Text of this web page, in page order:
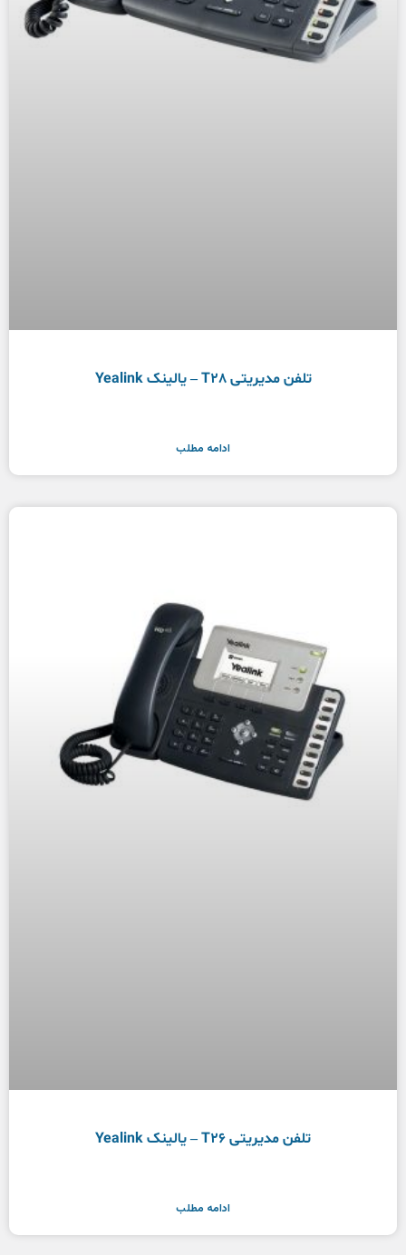
تلفن مدیریتی T28 – یالینک Yealink
ادامه مطلب
تلفن مدیریتی T26 – یالینک Yealink
ادامه مطلب